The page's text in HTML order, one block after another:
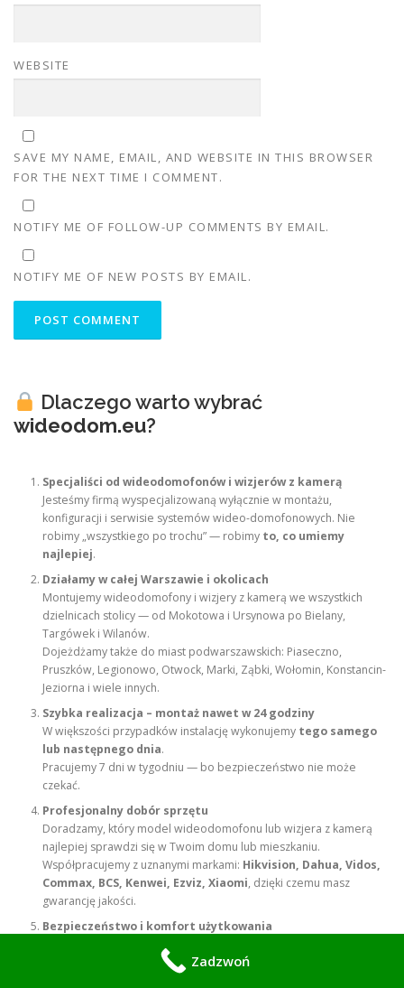
WEBSITE
SAVE MY NAME, EMAIL, AND WEBSITE IN THIS BROWSER
FOR THE NEXT TIME I COMMENT.
NOTIFY ME OF FOLLOW-UP COMMENTS BY EMAIL.
NOTIFY ME OF NEW POSTS BY EMAIL.
Dlaczego warto wybrać
wideodom.eu?
Specjaliści od wideodomofonów i wizjerów z kamerą
Jesteśmy firmą wyspecjalizowaną wyłącznie w montażu,
konfiguracji i serwisie systemów wideo-domofonowych. Nie
robimy „wszystkiego po trochu” — robimy to, co umiemy
najlepiej.
Działamy w całej Warszawie i okolicach
Montujemy wideodomofony i wizjery z kamerą we wszystkich
dzielnicach stolicy — od Mokotowa i Ursynowa po Bielany,
Targówek i Wilanów.
Dojeżdżamy także do miast podwarszawskich: Piaseczno,
Pruszków, Legionowo, Otwock, Marki, Ząbki, Wołomin, Konstancin-
Jeziorna i wiele innych.
Szybka realizacja – montaż nawet w 24 godziny
W większości przypadków instalację wykonujemy tego samego
lub następnego dnia.
Pracujemy 7 dni w tygodniu — bo bezpieczeństwo nie może
czekać.
Profesjonalny dobór sprzętu
Doradzamy, który model wideodomofonu lub wizjera z kamerą
najlepiej sprawdzi się w Twoim domu lub mieszkaniu.
Współpracujemy z uznanymi markami: Hikvision, Dahua, Vidos,
Commax, BCS, Kenwei, Ezviz, Xiaomi, dzięki czemu masz
gwarancję jakości.
Bezpieczeństwo i komfort użytkowania
zobaczyć, kto dzwoni do drzwi — nawet, gdy jesteś poza domem.
Zadzwoń